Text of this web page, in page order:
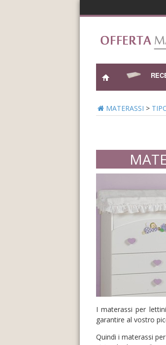
MATERASSI >
I materassi per
garantire al vostro
Quindi i materassi